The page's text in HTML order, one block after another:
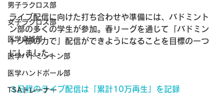
男子ラクロス部
女子ラクロス部
医学卓球部
医学バドミントン部
医学ハンドボール部
TSAトレーナー
ライブ配信に向けた打ち合わせや準備には、バドミント
ン部の多くの学生が参加。春リーグを通じて「バドミン
トン部の力で」配信ができようになることを目標の一つ
にしました。
３日程のライブ配信は「累計10万再生」を記録